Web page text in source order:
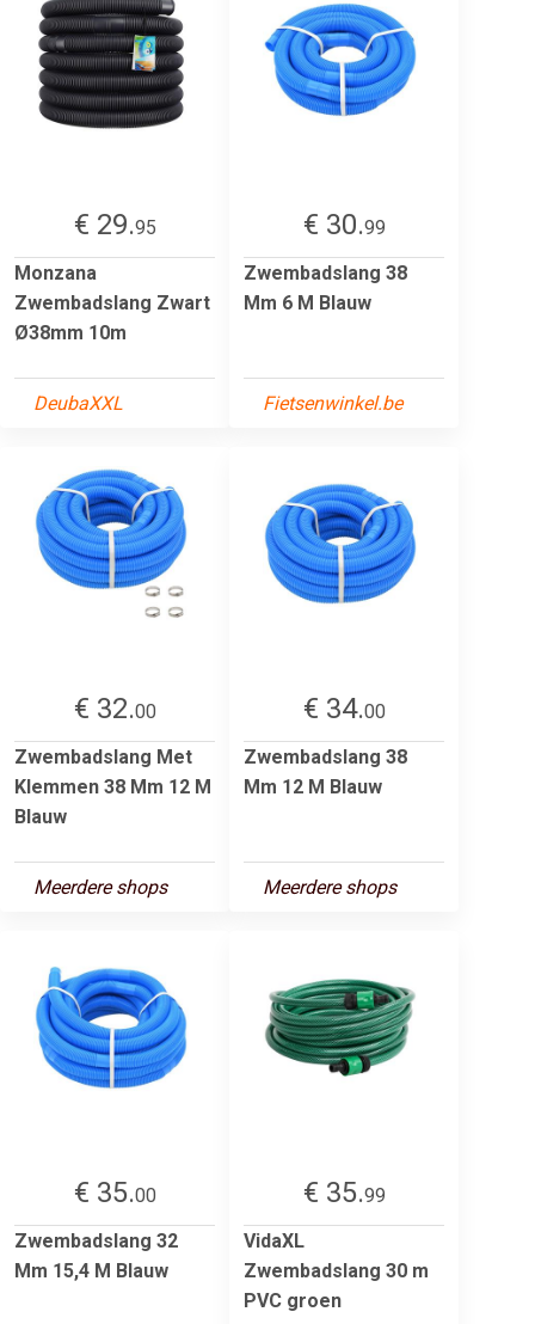
€ 29.95
Monzana
Zwembadslang Zwart
Ø38mm 10m
DeubaXXL
€ 30.99
Zwembadslang 38
Mm 6 M Blauw
Fietsenwinkel.be
€ 32.00
Zwembadslang Met
Klemmen 38 Mm 12 M
Blauw
Meerdere shops
€ 34.00
Zwembadslang 38
Mm 12 M Blauw
Meerdere shops
€ 35.00
Zwembadslang 32
Mm 15,4 M Blauw
€ 35.99
VidaXL
Zwembadslang 30 m
PVC groen